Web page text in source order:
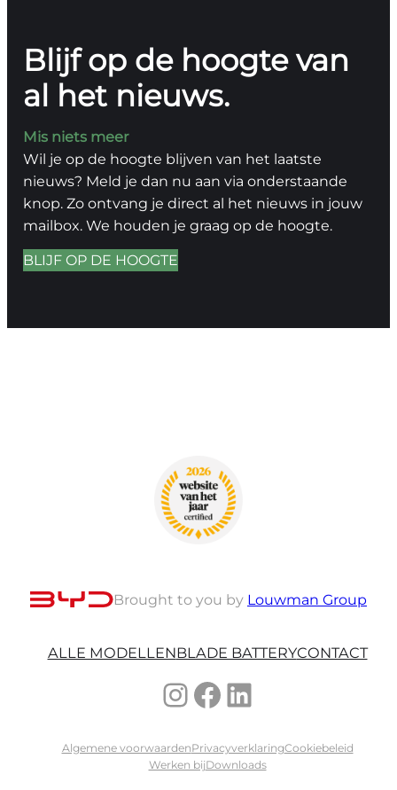
Blijf op de hoogte van
al het nieuws.
Mis niets meer
Wil je op de hoogte blijven van het laatste
nieuws? Meld je dan nu aan via onderstaande
knop. Zo ontvang je direct al het nieuws in jouw
mailbox. We houden je graag op de hoogte.
BLIJF OP DE HOOGTE
Brought to you by Louwman Group
ALLE MODELLENBLADE BATTERYCONTACT
Instagram
Facebook
LinkedIn
Algemene voorwaardenPrivacyverklaringCookiebeleid
Werken bijDownloads